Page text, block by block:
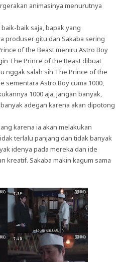
animasinya menurutnya
baik saja, bapak yang
produser gitu dan Sakaba sering
of the Beast meniru Astro Boy
The Prince of the Beast dibuat
nggak salah sih The Prince of the
sementara Astro Boy cuma 1000,
1000 aja, jangan banyak,
adegan karena akan dipotong
karena ia akan melakukan
terlalu panjang dan tidak banyak
idenya pada mereka dan ide
kreatif. Sakaba makin kagum sama